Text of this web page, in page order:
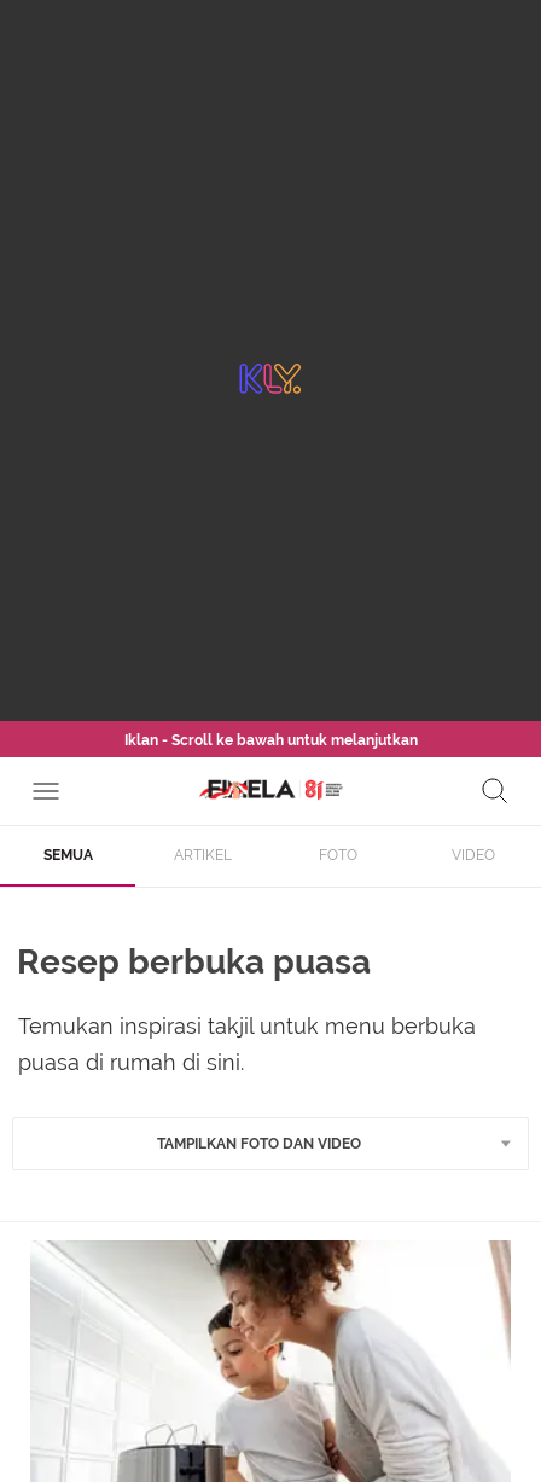
Iklan - Scroll ke bawah untuk melanjutkan
SEMUA ARTIKEL FOTO VIDEO
Resep berbuka puasa
Temukan inspirasi takjil untuk menu berbuka
puasa di rumah di sini.
TAMPILKAN FOTO DAN VIDEO